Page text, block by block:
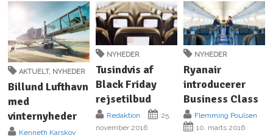
AKTUELT, NYHEDER
Billund Lufthavn
med
vinternyheder
Kenneth Karskov
NYHEDER
Tusindvis af
Black Friday
rejsetilbud
Redaktion
25.
november 2016
NYHEDER
Ryanair
introducerer
Business Class
Flemming Poulsen
10. marts 2016